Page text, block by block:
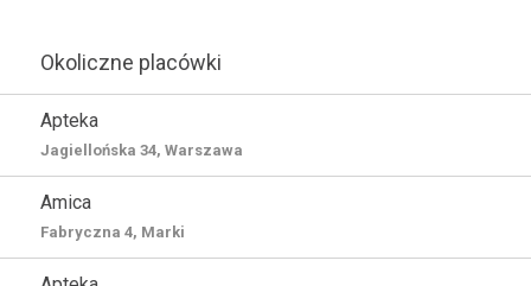
Okoliczne placówki
Apteka
Jagiellońska 34, Warszawa
Amica
Fabryczna 4, Marki